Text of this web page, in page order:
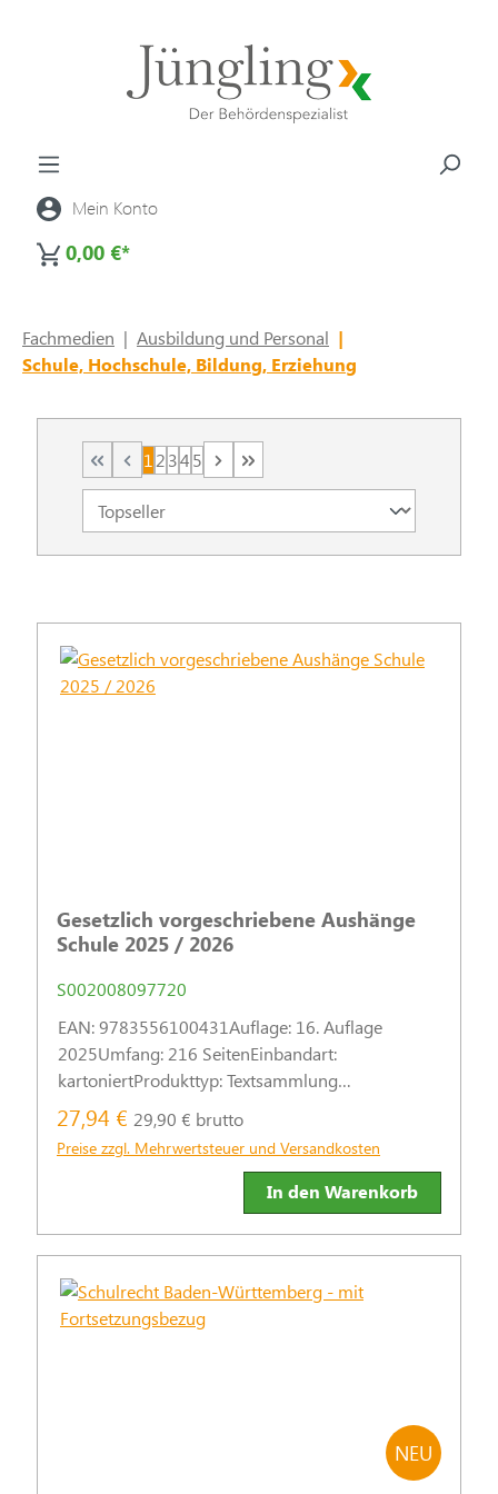
Mein Konto
0,00 €*
Fachmedien | Ausbildung und Personal |
Schule, Hochschule, Bildung, Erziehung
Seite
1 Seite
2 Seite
3 Seite
4 Seite
5
Gesetzlich vorgeschriebene Aushänge
Schule 2025 / 2026
S002008097720
EAN: 9783556100431Auflage: 16. Auflage
2025Umfang: 216 SeitenEinbandart:
kartoniertProdukttyp: Textsammlung
Schulleitungen und Leitungspersonen der
Schulaufsicht und der Schulträger sind für den
Schutz ihrer Mitarbeitenden in mehrfacher
Hinsicht verantwortlich. Die Gesetze geben den
Verantwortlichen Vorschriften an die Hand, um
sowohl das Wohl als auch die Rechte und
Situationen sicherzustellen.Bei Verletzung dieser
Vorschriften drohen Ordnungsgeld oder auch
Gesetzestexte zur Verfügung. Dies dient der
27,94 € 29,90 € brutto
Preise zzgl. Mehrwertsteuer und Versandkosten
In den Warenkorb
NEU